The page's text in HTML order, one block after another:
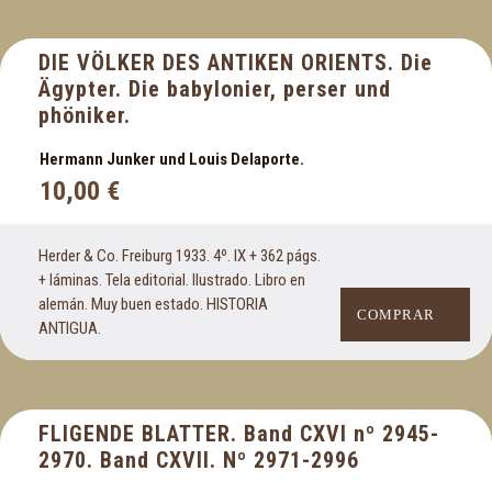
Literatura portuguesa
Literatura rusa
Literatura universal
M
Madrid
Marruecos. Guinea
Matemáticas
Mecánica
Meteorología
Militaria
Minería
DIE VÖLKER DES ANTIKEN ORIENTS. Die
Ägypter. Die babylonier, perser und
phöniker.
Hermann Junker und Louis Delaporte.
10,00 €
Herder & Co. Freiburg 1933. 4º. IX + 362 págs.
+ láminas. Tela editorial. Ilustrado. Libro en
alemán. Muy buen estado. HISTORIA
ANTIGUA.
COMPRAR
FLIGENDE BLATTER. Band CXVI nº 2945-
2970. Band CXVII. Nº 2971-2996